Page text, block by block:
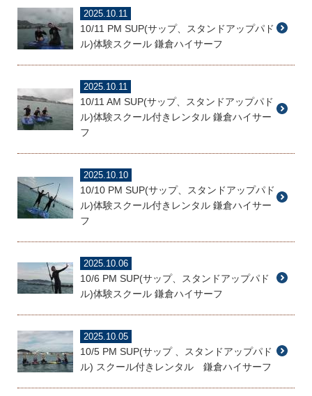
2025.10.11
10/11 PM SUP(サップ、スタンドアップパド
ル)体験スクール 鎌倉ハイサーフ
2025.10.11
10/11 AM SUP(サップ、スタンドアップパド
ル)体験スクール付きレンタル 鎌倉ハイサー
フ
2025.10.10
10/10 PM SUP(サップ、スタンドアップパド
ル)体験スクール付きレンタル 鎌倉ハイサー
フ
2025.10.06
10/6 PM SUP(サップ、スタンドアップパド
ル)体験スクール 鎌倉ハイサーフ
2025.10.05
10/5 PM SUP(サップ 、スタンドアップパド
ル) スクール付きレンタル 鎌倉ハイサーフ